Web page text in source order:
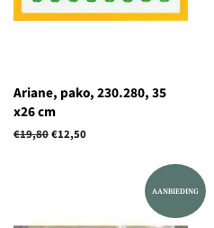
Ariane, pako, 230.280, 35
x26 cm
Normale
€19,80Aanbiedingsprijs
€12,50
AANBIEDING